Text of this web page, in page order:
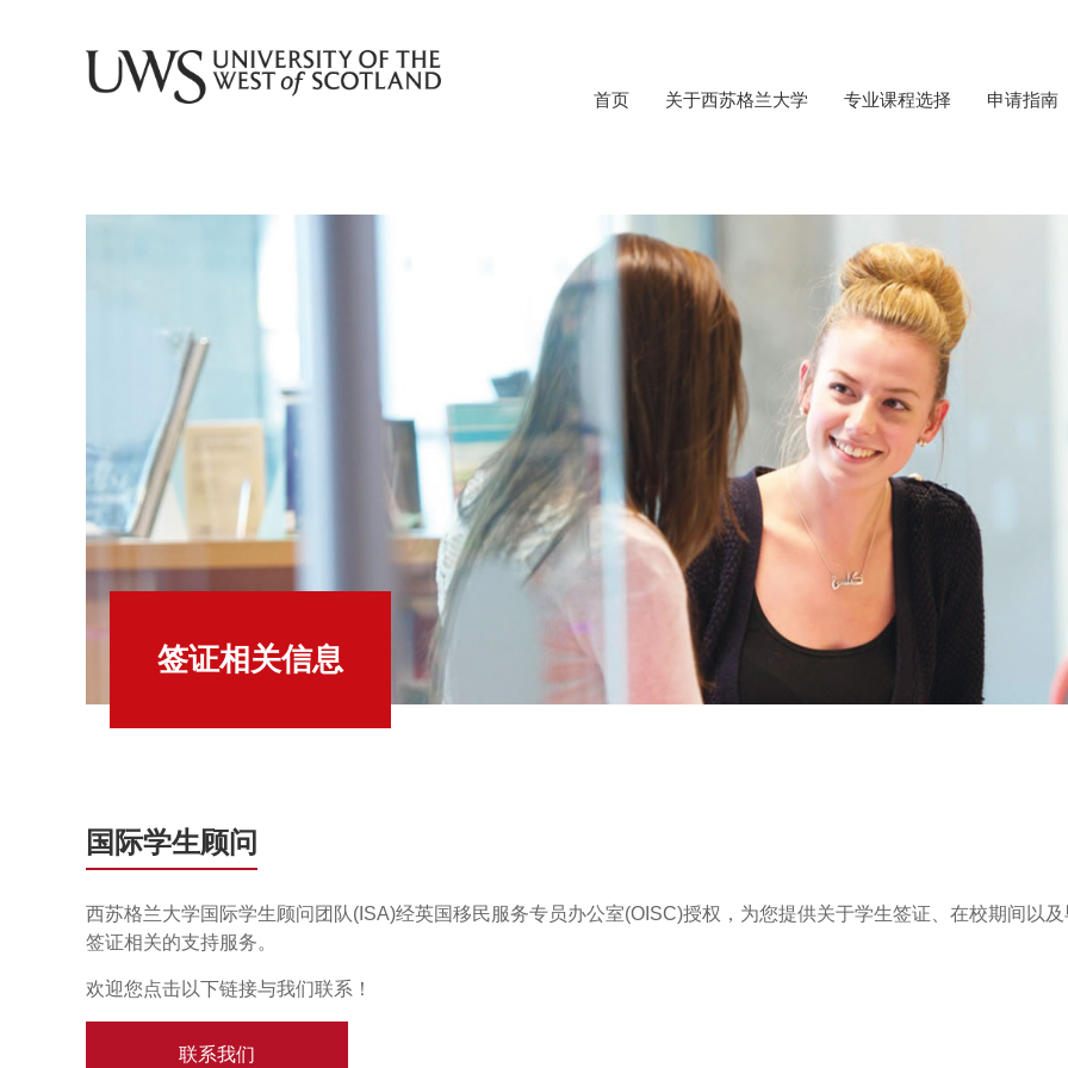
首页 关于西苏格兰大学 专业课程选择 申请指南
签证相关信息
国际学生顾问
西苏格兰大学国际学生顾问团队(ISA)经英国移民服务专员办公室(OISC)授权，为您提供关于学生签证、在校期间以
签证相关的支持服务。
欢迎您点击以下链接与我们联系！
联系我们